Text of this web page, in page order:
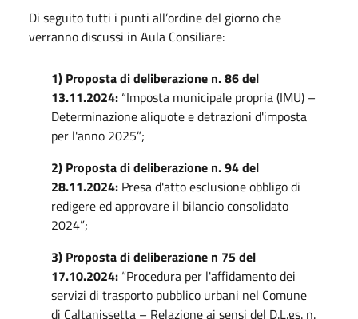
Di seguito tutti i punti all’ordine del giorno che
verranno discussi in Aula Consiliare:
1) Proposta di deliberazione n. 86 del
13.11.2024: “Imposta municipale propria (IMU) –
Determinazione aliquote e detrazioni d'imposta
per l'anno 2025”;
2) Proposta di deliberazione n. 94 del
28.11.2024: Presa d'atto esclusione obbligo di
redigere ed approvare il bilancio consolidato
2024”;
3) Proposta di deliberazione n 75 del
17.10.2024: “Procedura per l'affidamento dei
servizi di trasporto pubblico urbani nel Comune
di Caltanissetta – Relazione ai sensi del D.L.gs. n.